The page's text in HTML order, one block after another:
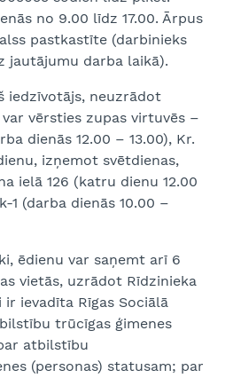
no 9.00 līdz 17.00. Ārpus
pastkastīte (darbinieks
jautājumu darba laikā).
iedzīvotājs, neuzrādot
vērsties zupas virtuvēs –
dienās 12.00 – 13.00), Kr.
izņemot svētdienas,
ielā 126 (katru dienu 12.00
1 (darba dienās 10.00 –
ēdienu var saņemt arī 6
vietās, uzrādot Rīdzinieka
ievadīta Rīgas Sociālā
trūcīgas ģimenes
atbilstību
(personas) statusam; par